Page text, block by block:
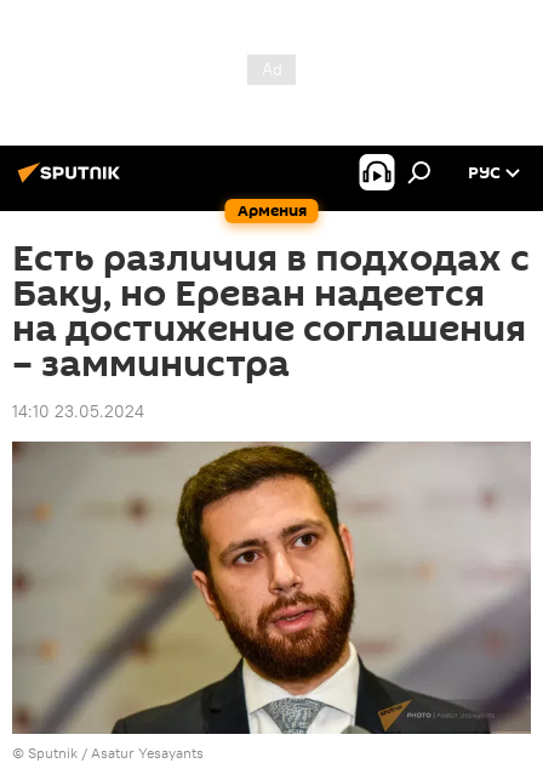
Армения
РУС
Есть различия в подходах с
Баку, но Ереван надеется
на достижение соглашения
– замминистра
14:10 23.05.2024
© Sputnik / Asatur Yesayants